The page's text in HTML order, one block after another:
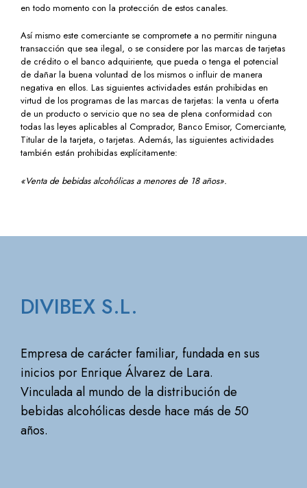
en todo momento con la protección de estos canales.
Así mismo este comerciante se compromete a no permitir ninguna
transacción que sea ilegal, o se considere por las marcas de tarjetas
de crédito o el banco adquiriente, que pueda o tenga el potencial
de dañar la buena voluntad de los mismos o influir de manera
negativa en ellos. Las siguientes actividades están prohibidas en
virtud de los programas de las marcas de tarjetas: la venta u oferta
de un producto o servicio que no sea de plena conformidad con
todas las leyes aplicables al Comprador, Banco Emisor, Comerciante,
Titular de la tarjeta, o tarjetas. Además, las siguientes actividades
también están prohibidas explícitamente:
«Venta de bebidas alcohólicas a menores de 18 años».
DIVIBEX S.L.
Empresa de carácter familiar, fundada en sus
inicios por Enrique Álvarez de Lara.
Vinculada al mundo de la distribución de
bebidas alcohólicas desde hace más de 50
años.